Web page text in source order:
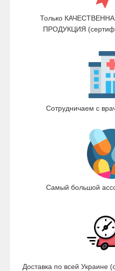
Только
ПРОДУКЦИЯ
Сотрудничаем с
Самый большой
Доставка по всей Украине